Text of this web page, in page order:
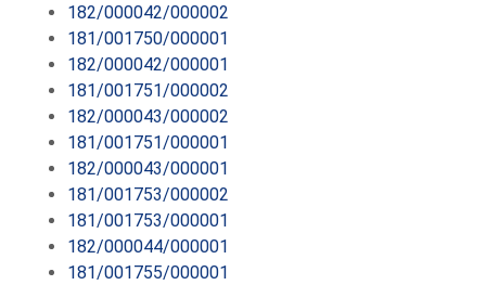
182/000042/000002
181/001750/000001
182/000042/000001
181/001751/000002
182/000043/000002
181/001751/000001
182/000043/000001
181/001753/000002
181/001753/000001
182/000044/000001
181/001755/000001